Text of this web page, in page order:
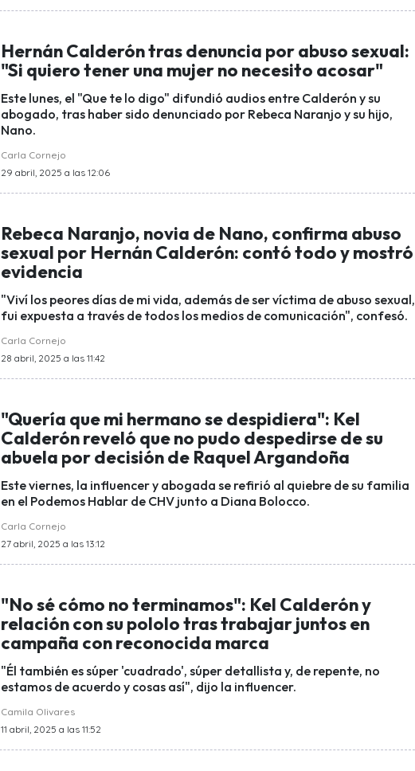
Hernán Calderón tras denuncia por abuso sexual:
"Si quiero tener una mujer no necesito acosar"
Este lunes, el "Que te lo digo" difundió audios entre Calderón y su
abogado, tras haber sido denunciado por Rebeca Naranjo y su hijo,
Nano.
Carla Cornejo
29 abril, 2025 a las 12:06
Rebeca Naranjo, novia de Nano, confirma abuso
sexual por Hernán Calderón: contó todo y mostró
evidencia
"Viví los peores días de mi vida, además de ser víctima de abuso sexual,
fui expuesta a través de todos los medios de comunicación", confesó.
Carla Cornejo
28 abril, 2025 a las 11:42
"Quería que mi hermano se despidiera": Kel
Calderón reveló que no pudo despedirse de su
abuela por decisión de Raquel Argandoña
Este viernes, la influencer y abogada se refirió al quiebre de su familia
en el Podemos Hablar de CHV junto a Diana Bolocco.
Carla Cornejo
27 abril, 2025 a las 13:12
"No sé cómo no terminamos": Kel Calderón y
relación con su pololo tras trabajar juntos en
campaña con reconocida marca
"Él también es súper 'cuadrado', súper detallista y, de repente, no
estamos de acuerdo y cosas así", dijo la influencer.
Camila Olivares
11 abril, 2025 a las 11:52